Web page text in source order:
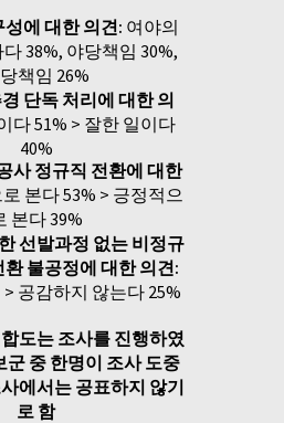
에 대한 의견: 여야의
38%, 야당책임 30%,
책임 26%
단독 처리에 대한 의
다 51% > 잘한 일이다
40%
사 정규직 전환에 대한
본다 53% > 긍정적으
본다 39%
선발과정 없는 비정규
불공정에 대한 의견:
공감하지 않는다 25%
도는 조사를 진행하였
군 중 한명이 조사 도중
에서는 공표하지 않기
로 함